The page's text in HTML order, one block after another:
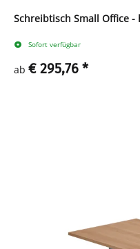
Schreibtisch Small Office
Sofort verfügbar
ab € 295,76 *